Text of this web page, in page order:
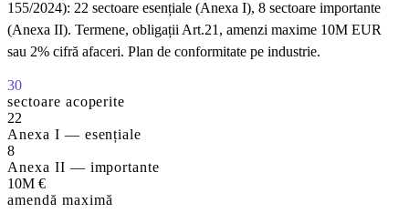
155/2024): 22 sectoare esențiale (Anexa I), 8 sectoare importante
(Anexa II). Termene, obligații Art.21, amenzi maxime 10M EUR
sau 2% cifră afaceri. Plan de conformitate pe industrie.
30
sectoare acoperite
22
Anexa I — esențiale
8
Anexa II — importante
10M €
amendă maximă